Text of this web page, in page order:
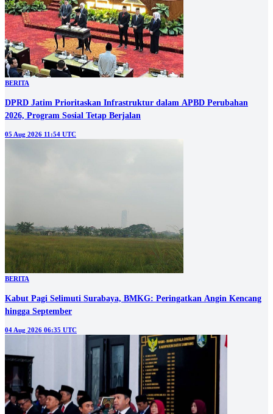
BERITA
DPRD Jatim Prioritaskan Infrastruktur dalam APBD Perubahan
2026, Program Sosial Tetap Berjalan
05 Aug 2026 11:54 UTC
BERITA
Kabut Pagi Selimuti Surabaya, BMKG: Peringatkan Angin Kencang
hingga September
04 Aug 2026 06:35 UTC